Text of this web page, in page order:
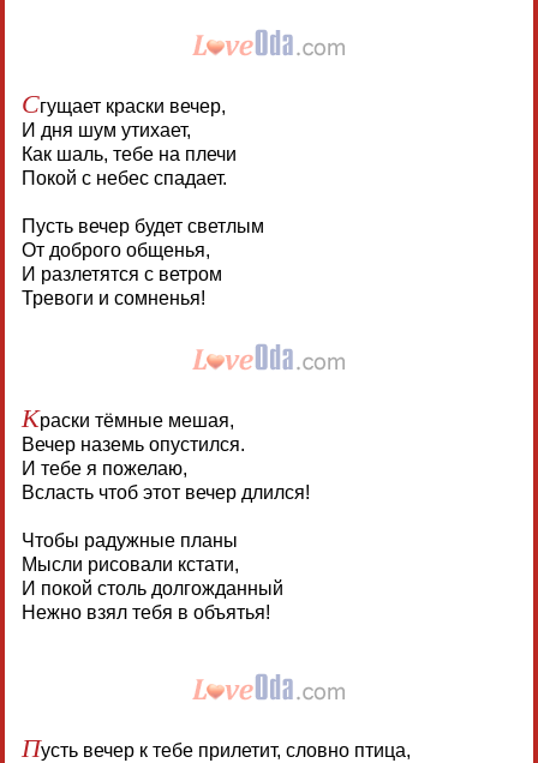
Сгущает краски вечер,
И дня шум утихает,
Как шаль, тебе на плечи
Покой с небес спадает.
Пусть вечер будет светлым
От доброго общенья,
И разлетятся с ветром
Тревоги и сомненья!
Краски тёмные мешая,
Вечер наземь опустился.
И тебе я пожелаю,
Всласть чтоб этот вечер длился!
Чтобы радужные планы
Мысли рисовали кстати,
И покой столь долгожданный
Нежно взял тебя в объятья!
Пусть вечер к тебе прилетит, словно птица,